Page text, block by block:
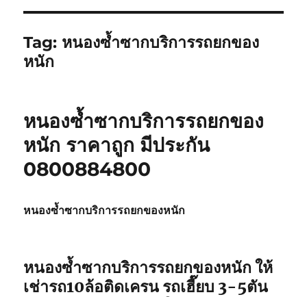
Tag: หนองซ้ำซากบริการรถยกของ
หนัก
หนองซ้ำซากบริการรถยกของ
หนัก ราคาถูก มีประกัน
0800884800
หนองซ้ำซากบริการรถยกของหนัก
หนองซ้ำซากบริการรถยกของหนัก ให้
เช่ารถ10ล้อติดเครน รถเฮี๊ยบ 3-5ตัน